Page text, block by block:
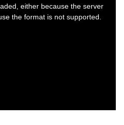
either because the server
the format is not supported.